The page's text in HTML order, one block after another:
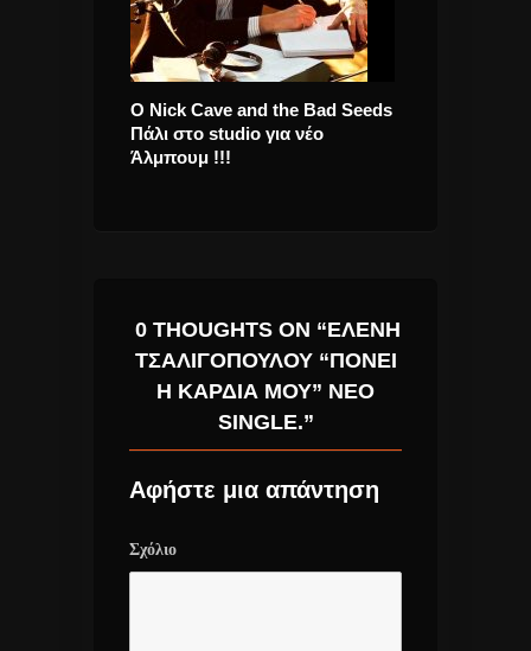
O Nick Cave and the Bad Seeds
Πάλι στο studio για νέο
Άλμπουμ !!!
0 THOUGHTS ON “ΕΛΈΝΗ
ΤΣΑΛΙΓΟΠΟΎΛΟΥ “ΠΟΝΕΊ
Η ΚΑΡΔΙΆ ΜΟΥ” ΝΈΟ
SINGLE.”
Αφήστε μια απάντηση
Σχόλιο